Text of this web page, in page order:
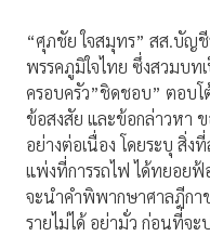
“ศุภชัย ใจสมุทร” สส.บัญ
พรรคภูมิใจไทย ซึ่งสวมบท
ครอบครัว”ชิดชอบ” ตอบ
ข้อสงสัย และข้อกล่าวหา ข
อย่างต่อเนื่อง โดยระบุ สิ่
แพ่งที่การรถไฟ ได้ทยอยฟ้
จะนำคำพิพากษาศาลฎีกา
รายไม่ได้ อย่ามั่ว ก่อนที่จ